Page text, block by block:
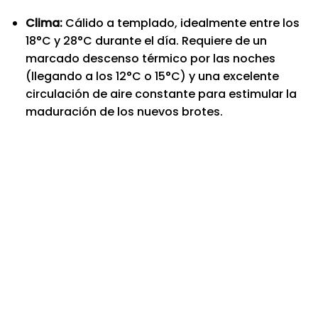
Clima:Cálido a templado, idealmente entre los
18°C y 28°C durante el día. Requiere de un
marcado descenso térmico por las noches
(llegando a los 12°C o 15°C) y una excelente
circulación de aire constante para estimular la
maduración de los nuevos brotes.